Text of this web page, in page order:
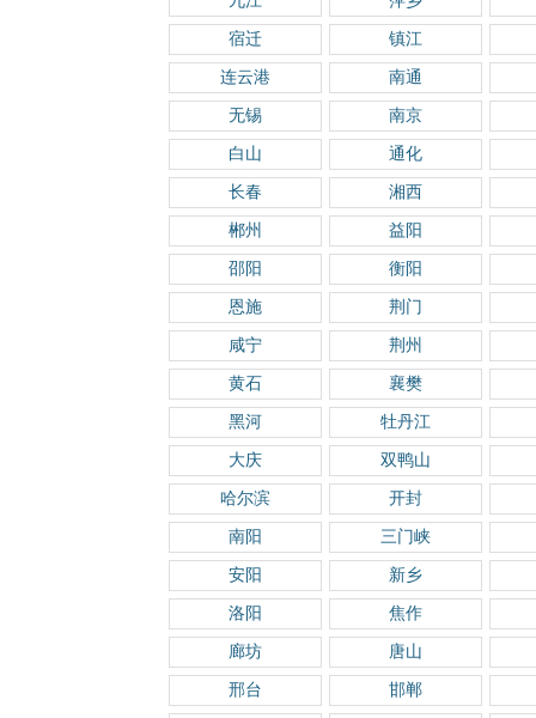
宿迁 镇江
连云港 南通
无锡 南京
白山 通化
长春 湘西
郴州 益阳
邵阳 衡阳
恩施 荆门
咸宁 荆州
黄石 襄樊
黑河 牡丹江
大庆 双鸭山
哈尔滨 开封
南阳 三门峡
安阳 新乡
洛阳 焦作
廊坊 唐山
邢台 邯郸